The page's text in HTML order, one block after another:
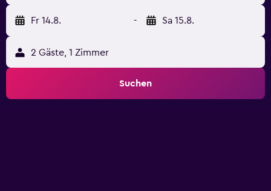
Fr 14.8. - Sa 15.8.
2 Gäste, 1 Zimmer
Suchen